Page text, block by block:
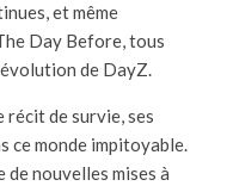
et même
Day Before, tous
de DayZ.
récit de survie, ses
ce monde impitoyable.
de nouvelles mises à